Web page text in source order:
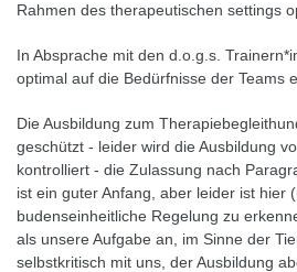
Rahmen des therapeutischen settings
In Absprache mit den d.o.g.s.
optimal auf die Bedürfnisse der Teams
Die Ausbildung zum
geschützt - leider wird die Ausbildung
kontrolliert - die Zulassung nach
ist ein guter Anfang, aber leider ist hier
budenseinheitliche Regelung zu
als unsere Aufgabe an, im Sinne der
selbstkritisch mit uns, der Ausbildung